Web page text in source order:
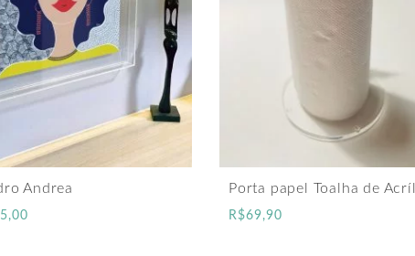
Andrea Porta papel Toalha de
R$69,90